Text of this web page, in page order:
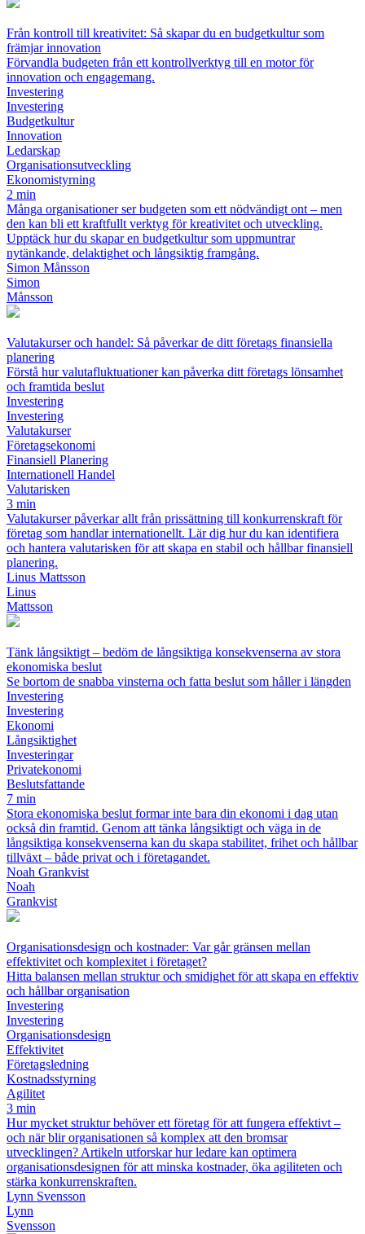
Från kontroll till kreativitet: Så skapar du en budgetkultur som
främjar innovation
Förvandla budgeten från ett kontrollverktyg till en motor för
innovation och engagemang.
Investering
Investering
Budgetkultur
Innovation
Ledarskap
Organisationsutveckling
Ekonomistyrning
2 min
Många organisationer ser budgeten som ett nödvändigt ont – men
den kan bli ett kraftfullt verktyg för kreativitet och utveckling.
Upptäck hur du skapar en budgetkultur som uppmuntrar
nytänkande, delaktighet och långsiktig framgång.
Simon Månsson
Simon
Månsson
Valutakurser och handel: Så påverkar de ditt företags finansiella
planering
Förstå hur valutafluktuationer kan påverka ditt företags lönsamhet
och framtida beslut
Investering
Investering
Valutakurser
Företagsekonomi
Finansiell Planering
Internationell Handel
Valutarisken
3 min
Valutakurser påverkar allt från prissättning till konkurrenskraft för
företag som handlar internationellt. Lär dig hur du kan identifiera
och hantera valutarisken för att skapa en stabil och hållbar finansiell
planering.
Linus Mattsson
Linus
Mattsson
Tänk långsiktigt – bedöm de långsiktiga konsekvenserna av stora
ekonomiska beslut
Se bortom de snabba vinsterna och fatta beslut som håller i längden
Investering
Investering
Ekonomi
Långsiktighet
Investeringar
Privatekonomi
Beslutsfattande
7 min
Stora ekonomiska beslut formar inte bara din ekonomi i dag utan
också din framtid. Genom att tänka långsiktigt och väga in de
långsiktiga konsekvenserna kan du skapa stabilitet, frihet och hållbar
tillväxt – både privat och i företagandet.
Noah Grankvist
Noah
Grankvist
Organisationsdesign och kostnader: Var går gränsen mellan
effektivitet och komplexitet i företaget?
Hitta balansen mellan struktur och smidighet för att skapa en effektiv
och hållbar organisation
Investering
Investering
Organisationsdesign
Effektivitet
Företagsledning
Kostnadsstyrning
Agilitet
3 min
Hur mycket struktur behöver ett företag för att fungera effektivt –
och när blir organisationen så komplex att den bromsar
utvecklingen? Artikeln utforskar hur ledare kan optimera
organisationsdesignen för att minska kostnader, öka agiliteten och
stärka konkurrenskraften.
Lynn Svensson
Lynn
Svensson